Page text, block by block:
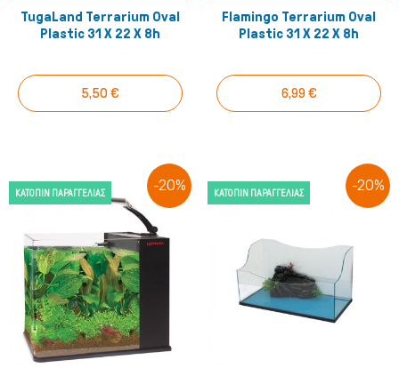
Σκύλος
TugaLand Terrarium Oval
Plastic 31 X 22 X 8h
5,50 €
Flamingo Terrarium Oval
Plastic 31 X 22 X 8h
6,99 €
-20%
ΚΑΤΌΠΙΝ ΠΑΡΑΓΓΕΛΊΑΣ -20%
ΚΑΤΌΠΙΝ ΠΑΡΑΓΓΕΛΊΑΣ